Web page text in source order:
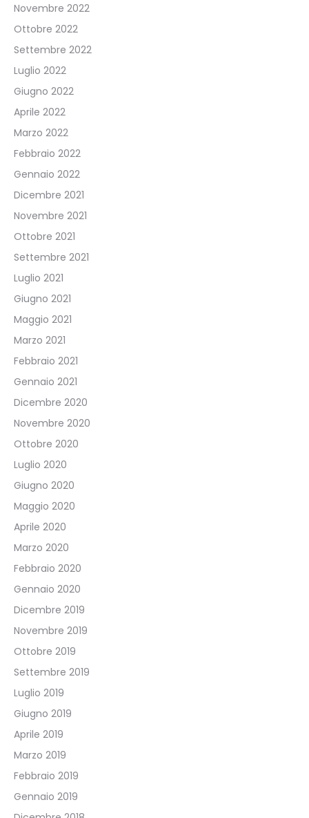
Novembre 2022
Ottobre 2022
Settembre 2022
Luglio 2022
Giugno 2022
Aprile 2022
Marzo 2022
Febbraio 2022
Gennaio 2022
Dicembre 2021
Novembre 2021
Ottobre 2021
Settembre 2021
Luglio 2021
Giugno 2021
Maggio 2021
Marzo 2021
Febbraio 2021
Gennaio 2021
Dicembre 2020
Novembre 2020
Ottobre 2020
Luglio 2020
Giugno 2020
Maggio 2020
Aprile 2020
Marzo 2020
Febbraio 2020
Gennaio 2020
Dicembre 2019
Novembre 2019
Ottobre 2019
Settembre 2019
Luglio 2019
Giugno 2019
Aprile 2019
Marzo 2019
Febbraio 2019
Gennaio 2019